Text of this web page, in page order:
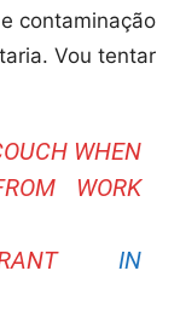
contaminação
Vou tentar
WHEN
WORK
IN